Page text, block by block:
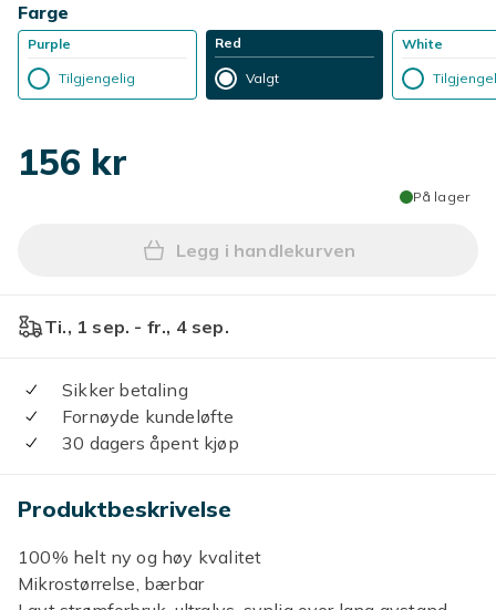
Farge
Purple
Tilgjengelig
Red
Valgt
White
156 kr
På lager
Legg Mini super mikro
Legg i handlekurven
Ti., 1 sep. - fr., 4 sep.
Sikker betaling
Fornøyde kundeløfte
30 dagers åpent kjøp
Produktbeskrivelse
100% helt ny og høy kvalitet
Mikrostørrelse, bærbar